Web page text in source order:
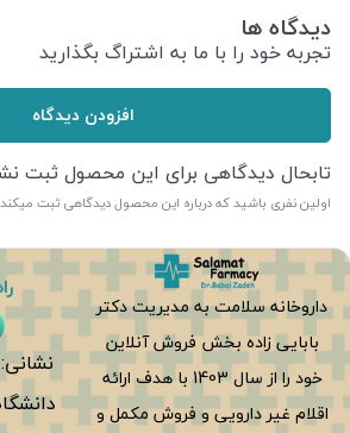
دیدگاه ها
تجربه خود را با ما به اشتراگ بگذارید
افزودن دیدگاه
تابحال دیدگاهی برای این محصول ثبت
اولین نفری باشید که درباره این محصول دیدگاهی ثبت میکند
داروخانه سلامت به مدیریت دکتر
بابایی زاده بخش فروش آنلاین
خود را از سال 1403 با هدف ارائه
اقلام غیر دارویی و فروش مکمل و